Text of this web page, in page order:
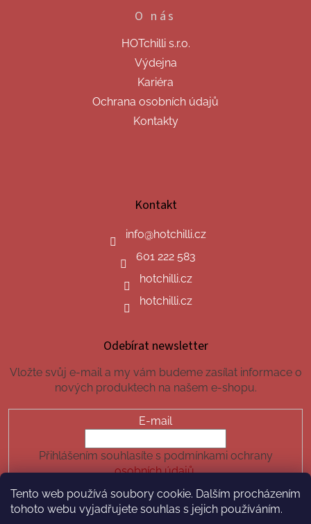
Tento web používá soubory cookie. Dalším procházením
tohoto webu vyjadřujete souhlas s jejich používáním.
O nás
HOTchilli s.r.o.
Výdejna
Kariéra
Ochrana osobních údajů
Kontakty
Kontakt
info@hotchilli.cz
601 222 583
hotchilli.cz
hotchilli.cz
Odebírat newsletter
Vložte svůj e-mail a my vám budeme zasílat informace o
nových produktech na našem e-shopu.
E-mail
Přihlášením souhlasíte s podmínkami ochrany
osobních údajů.
PŘIHLÁSIT SE